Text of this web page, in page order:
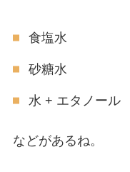
食塩水
砂糖水
水 + エタノール
などがあるね。